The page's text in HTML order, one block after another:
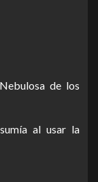
de los
al usar la